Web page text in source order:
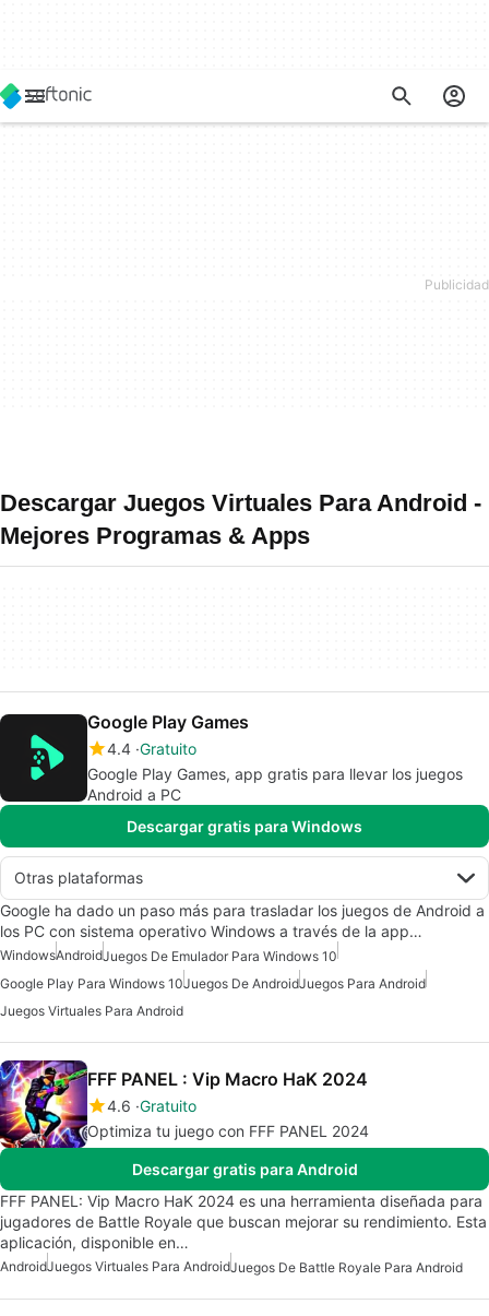
Descargar Juegos Virtuales Para Android -
Mejores Programas & Apps
Google Play Games
4.4 Gratuito
Google Play Games, app gratis para llevar los juegos
Android a PC
Descargar gratis para Windows
Otras plataformas
Google ha dado un paso más para trasladar los juegos de Android a
los PC con sistema operativo Windows a través de la app…
WindowsAndroidJuegos De Emulador Para Windows 10
Google Play Para Windows 10Juegos De AndroidJuegos Para Android
Juegos Virtuales Para Android
FFF PANEL : Vip Macro HaK 2024
4.6 Gratuito
Optimiza tu juego con FFF PANEL 2024
Descargar gratis para Android
FFF PANEL: Vip Macro HaK 2024 es una herramienta diseñada para
jugadores de Battle Royale que buscan mejorar su rendimiento. Esta
aplicación, disponible en…
AndroidJuegos Virtuales Para AndroidJuegos De Battle Royale Para Android